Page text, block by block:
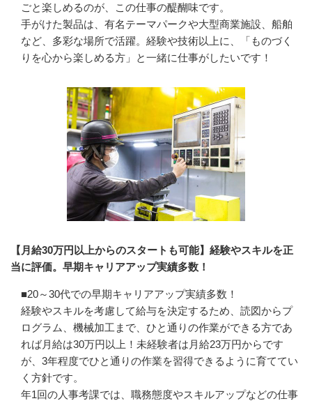
ごと楽しめるのが、この仕事の醍醐味です。
手がけた製品は、有名テーマパークや大型商業施設、船舶
など、多彩な場所で活躍。経験や技術以上に、「ものづく
りを心から楽しめる方」と一緒に仕事がしたいです！
【月給30万円以上からのスタートも可能】経験やスキルを正
当に評価。早期キャリアアップ実績多数！
■20～30代での早期キャリアアップ実績多数！
経験やスキルを考慮して給与を決定するため、読図からプ
ログラム、機械加工まで、ひと通りの作業ができる方であ
れば月給は30万円以上！未経験者は月給23万円からです
が、3年程度でひと通りの作業を習得できるように育ててい
く方針です。
年1回の人事考課では、職務態度やスキルアップなどの仕事